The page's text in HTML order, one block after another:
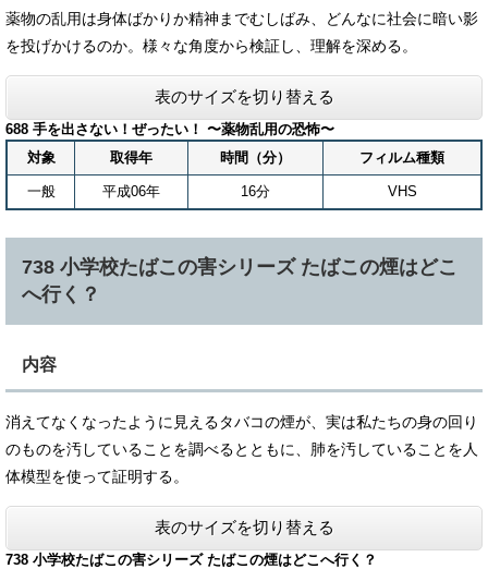
薬物の乱用は身体ばかりか精神までむしばみ、どんなに社会に暗い影
を投げかけるのか。様々な角度から検証し、理解を深める。
表のサイズを切り替える
688 手を出さない！ぜったい！ 〜薬物乱用の恐怖〜
対象
取得年 時間（分） フィルム種類
一般 平成06年 16分 VHS
738 小学校たばこの害シリーズ たばこの煙はどこ
へ行く？
内容
消えてなくなったように見えるタバコの煙が、実は私たちの身の回り
のものを汚していることを調べるとともに、肺を汚していることを人
体模型を使って証明する。
表のサイズを切り替える
738 小学校たばこの害シリーズ たばこの煙はどこへ行く？